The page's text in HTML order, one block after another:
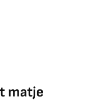
matje